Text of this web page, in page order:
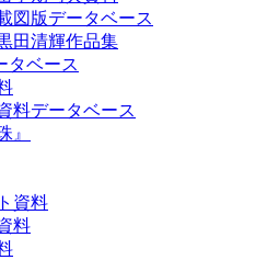
図版データベース
田清輝作品集
タベース
料データベース
』
資料
料